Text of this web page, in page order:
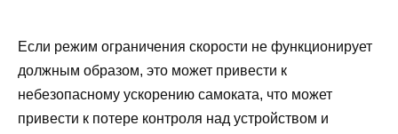
Если режим ограничения скорости не функционирует
должным образом, это может привести к
небезопасному ускорению самоката, что может
привести к потере контроля над устройством и